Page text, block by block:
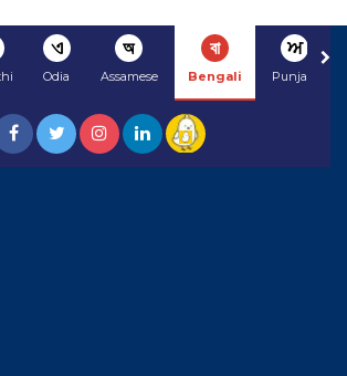
ଏ
Odia
অ
Assamese
বা
Bengali
ਅ
Punjabi